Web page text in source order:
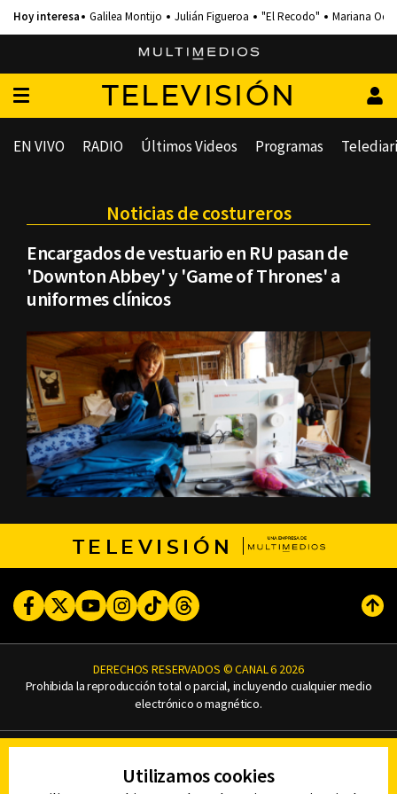
Galilea Montijo Julián Figueroa "El Recodo" Mariana
TELEVISIÓN
EN VIVO RADIO Últimos Videos Programas
Noticias de costureros
Encargados de vestuario en RU pasan de
'Downton Abbey' y 'Game of Thrones' a
uniformes clínicos
TELEVISIÓN
FacebookTwitterYoutubeInstagram
TikTokThreads
DERECHOS RESERVADOS © CANAL 6 2026
Prohibida la reproducción total o parcial, incluyendo cualquier medio
electrónico o magnético.
AVISO DE PRIVACIDAD
Utilizamos cookies